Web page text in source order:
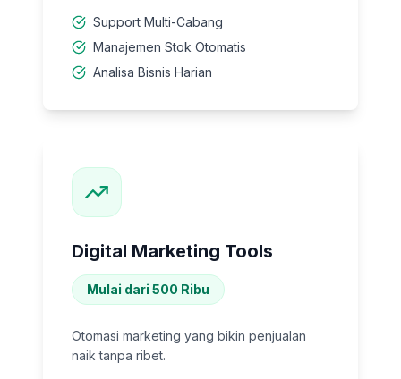
Support Multi-Cabang
Manajemen Stok Otomatis
Analisa Bisnis Harian
Digital Marketing Tools
Mulai dari 500 Ribu
Otomasi marketing yang bikin penjualan
naik tanpa ribet.